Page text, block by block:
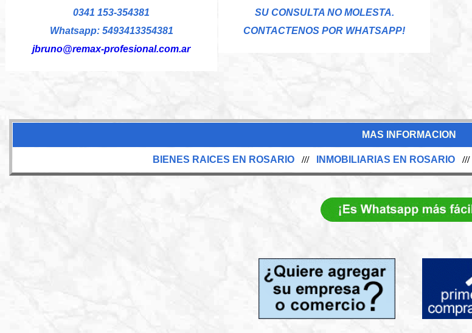
0341 153-354381
Whatsapp: 5493413354381
jbruno@remax-profesional.com.ar
SU CONSULTA NO MOLESTA.
CONTACTENOS POR WHATSAPP!
MAS INFORMACION
BIENES RAICES EN ROSARIO/// INMOBILIARIAS EN ROSARIO///